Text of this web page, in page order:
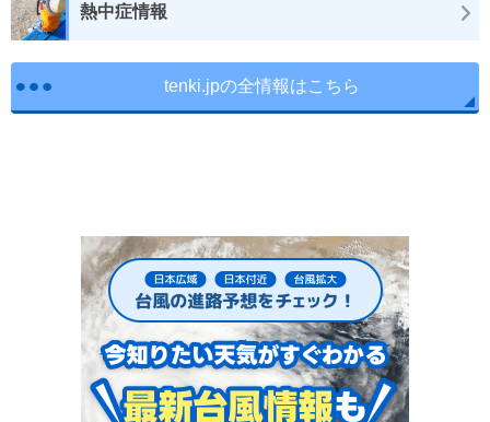
熱中症情報
tenki.jpの全情報はこちら